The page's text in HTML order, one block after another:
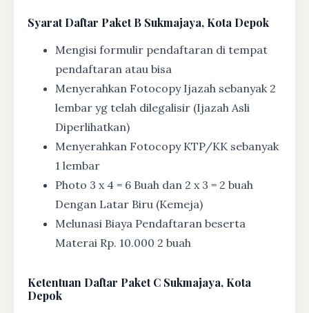
SyaratDaftar Paket B Sukmajaya, Kota Depok
Mengisi formulir pendaftaran di tempat
pendaftaran atau bisa
Menyerahkan Fotocopy Ijazah sebanyak 2
lembar yg telah dilegalisir (Ijazah Asli
Diperlihatkan)
Menyerahkan Fotocopy KTP/KK sebanyak
1 lembar
Photo 3 x 4 = 6 Buah dan 2 x 3 = 2 buah
Dengan Latar Biru (Kemeja)
Melunasi Biaya Pendaftaran beserta
Materai Rp. 10.000 2 buah
Ketentuan Daftar Paket C Sukmajaya, Kota
Depok